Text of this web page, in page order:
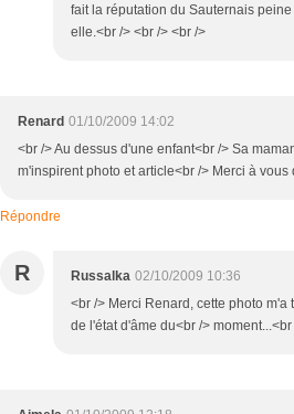
fait la réputation du Sauternais
elle.<br /> <br /> <br />
Renard 01/10/2009 14:02
<br /> Au dessus d'une enfant<br /> Sa
m'inspirent photo et article<br /> Merci à
Répondre
R Russalka 02/10/2009 10:36
<br /> Merci Renard, cette photo
de l'état d'âme du<br />